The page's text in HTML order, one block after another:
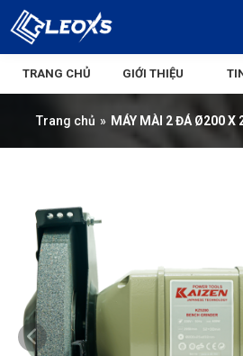
TRANG CHỦ GIỚI THIỆU
Trang chủ » MÁY MÀI 2 ĐÁ Ø200